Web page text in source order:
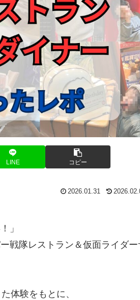
LINE コピー
2026.01.31
」
戦隊レストラン＆仮面ライダー
体験をもとに、